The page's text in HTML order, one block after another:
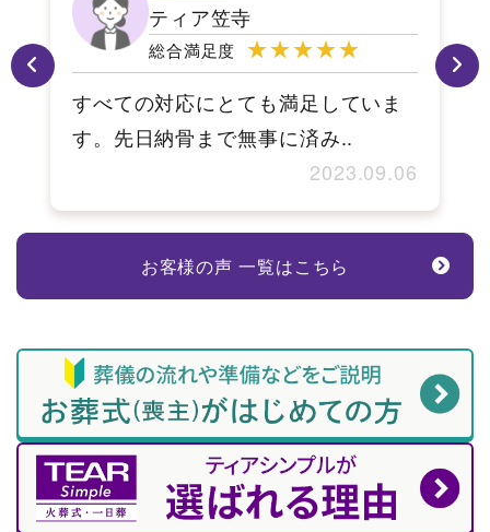
ティア笠寺
総合満足度 ★★★★★
すべての対応にとても満足していま
す。先日納骨まで無事に済み..
2023.09.06
お客様の声 一覧はこちら